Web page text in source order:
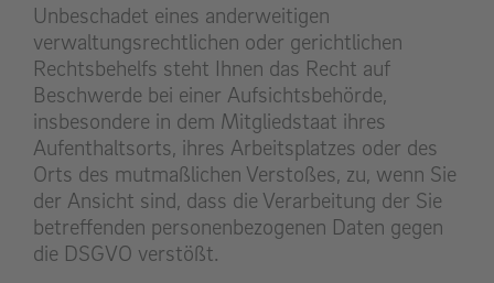
Unbeschadet eines anderweitigen
verwaltungsrechtlichen oder gerichtlichen
Rechtsbehelfs steht Ihnen das Recht auf
Beschwerde bei einer Aufsichtsbehörde,
insbesondere in dem Mitgliedstaat ihres
Aufenthaltsorts, ihres Arbeitsplatzes oder des
Orts des mutmaßlichen Verstoßes, zu, wenn Sie
der Ansicht sind, dass die Verarbeitung der Sie
betreffenden personenbezogenen Daten gegen
die DSGVO verstößt.